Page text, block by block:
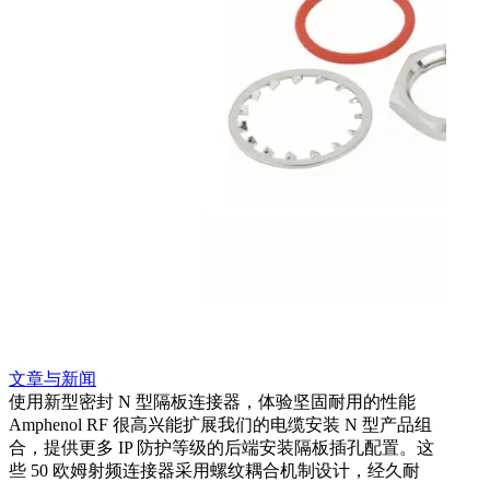
文章与新闻
使用新型密封 N 型隔板连接器，体验坚固耐用的性能
Amphenol RF 很高兴能扩展我们的电缆安装 N 型产品组
合，提供更多 IP 防护等级的后端安装隔板插孔配置。这
些 50 欧姆射频连接器采用螺纹耦合机制设计，经久耐